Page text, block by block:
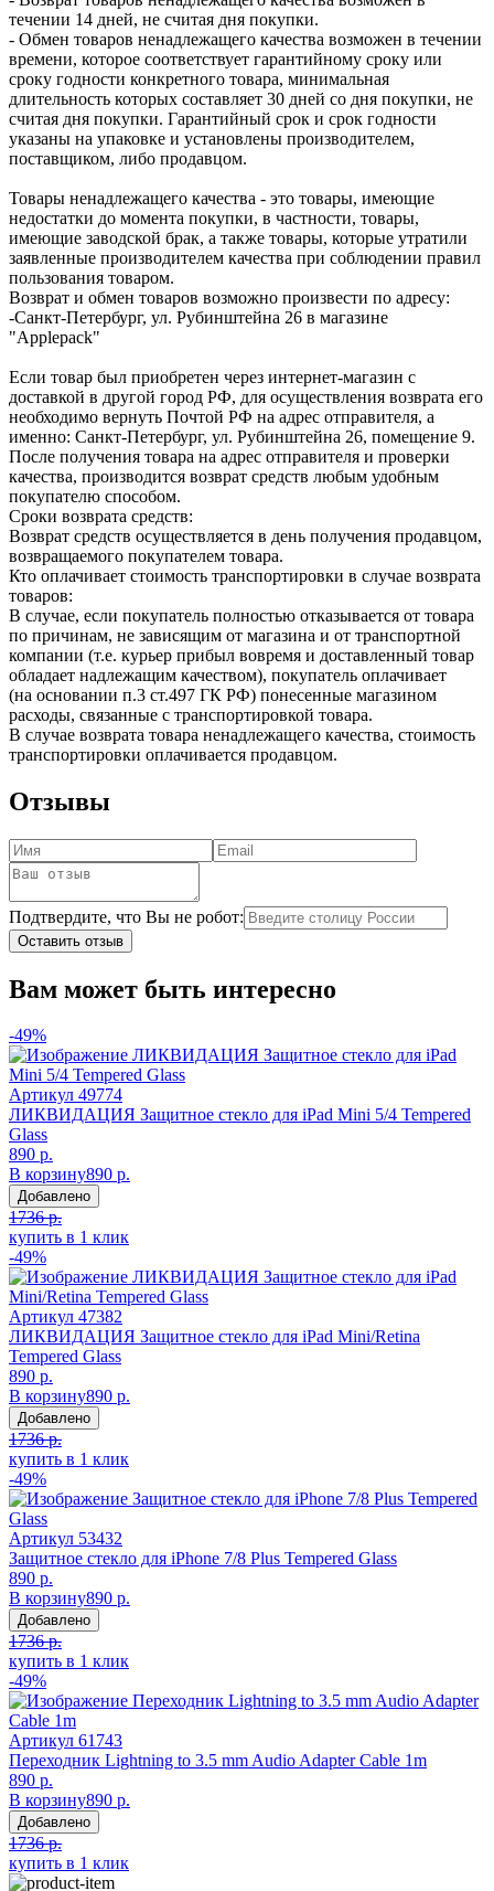
течении 14 дней, не считая дня покупки.
- Обмен товаров ненадлежащего качества возможен в течении
времени, которое соответствует гарантийному сроку или
сроку годности конкретного товара, минимальная
длительность которых составляет 30 дней со дня покупки, не
считая дня покупки. Гарантийный срок и срок годности
указаны на упаковке и установлены производителем,
поставщиком, либо продавцом.
Товары ненадлежащего качества - это товары, имеющие
недостатки до момента покупки, в частности, товары,
имеющие заводской брак, а также товары, которые утратили
заявленные производителем качества при соблюдении правил
пользования товаром.
Возврат и обмен товаров возможно произвести по адресу:
-Санкт-Петербург, ул. Рубинштейна 26 в магазине
"Applepack"
Если товар был приобретен через интернет-магазин с
доставкой в другой город РФ, для осуществления возврата его
необходимо вернуть Почтой РФ на адрес отправителя, а
именно: Санкт-Петербург, ул. Рубинштейна 26, помещение 9.
После получения товара на адрес отправителя и проверки
качества, производится возврат средств любым удобным
покупателю способом.
Сроки возврата средств:
Возврат средств осуществляется в день получения продавцом,
возвращаемого покупателем товара.
Кто оплачивает стоимость транспортировки в случае возврата
товаров:
В случае, если покупатель полностью отказывается от товара
по причинам, не зависящим от магазина и от транспортной
компании (т.е. курьер прибыл вовремя и доставленный товар
обладает надлежащим качеством), покупатель оплачивает
(на основании п.3 ст.497 ГК РФ) понесенные магазином
расходы, связанные с транспортировкой товара.
В случае возврата товара ненадлежащего качества, стоимость
транспортировки оплачивается продавцом.
Отзывы
Подтвердите, что Вы не робот:
Оставить отзыв
Вам может быть интересно
-49%
Артикул 49774
ЛИКВИДАЦИЯ Защитное стекло для iPad Mini 5/4 Tempered
Glass
890 р.
В корзину890 р.
Добавлено
1736 р.
купить в 1 клик
-49%
Артикул 47382
ЛИКВИДАЦИЯ Защитное стекло для iPad Mini/Retina
Tempered Glass
890 р.
В корзину890 р.
Добавлено
1736 р.
купить в 1 клик
-49%
Артикул 53432
Защитное стекло для iPhone 7/8 Plus Tempered Glass
890 р.
В корзину890 р.
Добавлено
1736 р.
купить в 1 клик
-49%
Артикул 61743
Пeреходник Lightning to 3.5 mm Audio Adapter Cable 1m
890 р.
В корзину890 р.
Добавлено
1736 р.
купить в 1 клик